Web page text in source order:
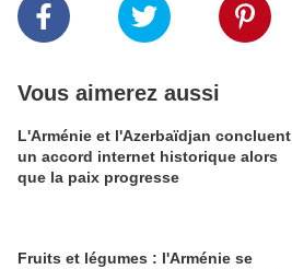
Vous aimerez aussi
L'Arménie et l'Azerbaïdjan concluent
un accord internet historique alors
que la paix progresse
Fruits et légumes : l'Arménie se